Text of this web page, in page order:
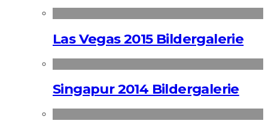
Las Vegas 2015 Bildergalerie
Singapur 2014 Bildergalerie